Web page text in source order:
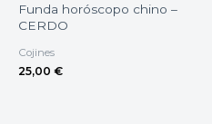
Funda horóscopo chino –
CERDO
Cojines
25,00 €